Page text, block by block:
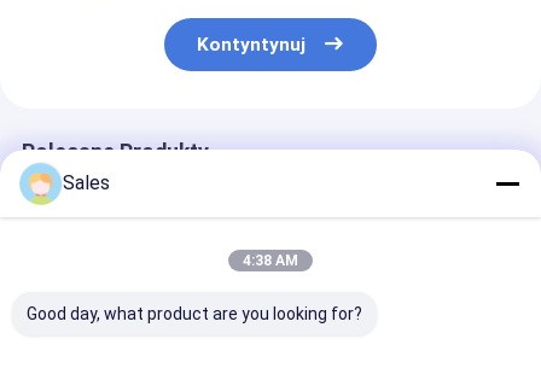
Kontyntynuj
Polecane Produkty
Sales
4:38 AM
Good day, what product are you looking for?